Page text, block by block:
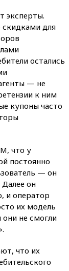
эксперты.
скидками для
остались
— не
к ним
купоны часто
что у
постоянно
— он
он
и оператор
их модель
не смогли
что их